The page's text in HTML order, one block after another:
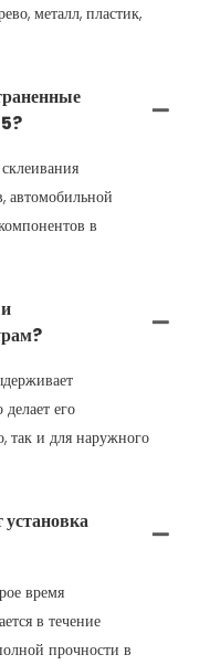
металл, пластик,
автомобильной
в
его
так и для наружного
время
в течение
прочности в